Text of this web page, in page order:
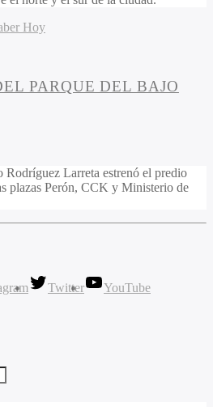
Hoy
PARQUE DEL BAJO
Larreta estrenó el predio
plazas Perón, CCK y Ministerio de
Twitter
YouTube